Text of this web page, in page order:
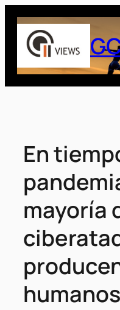
Saltar
contenido
En
mayoría
humanos